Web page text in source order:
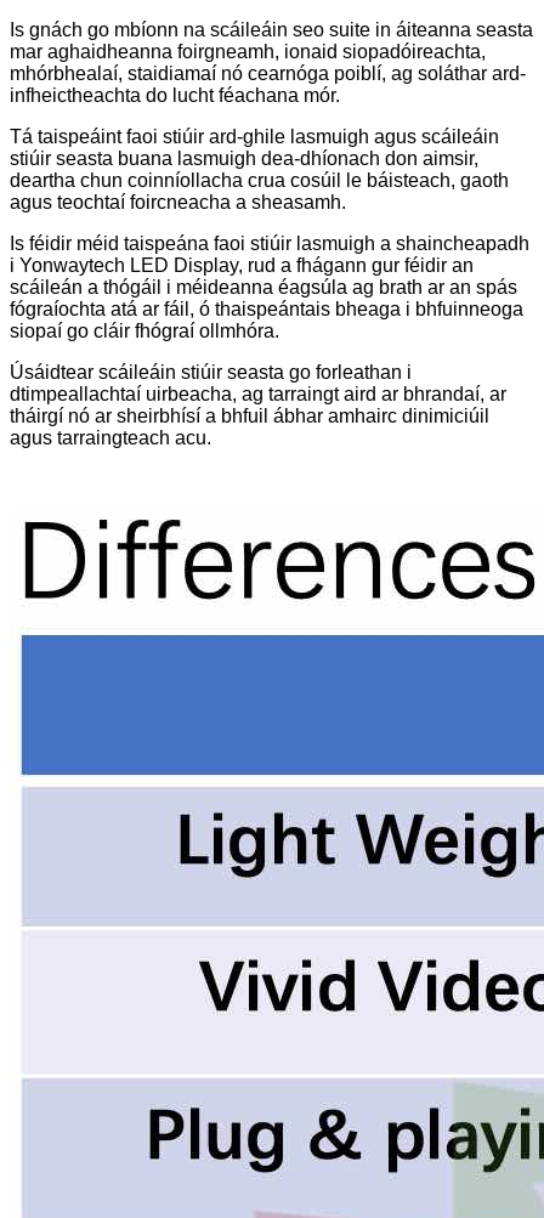
Is gnách go mbíonn na scáileáin seo suite in áiteanna seasta
mar aghaidheanna foirgneamh, ionaid siopadóireachta,
mhórbhealaí, staidiamaí nó cearnóga poiblí, ag soláthar ard-
infheictheachta do lucht féachana mór.
Tá taispeáint faoi stiúir ard-ghile lasmuigh agus scáileáin
stiúir seasta buana lasmuigh dea-dhíonach don aimsir,
deartha chun coinníollacha crua cosúil le báisteach, gaoth
agus teochtaí foircneacha a sheasamh.
Is féidir méid taispeána faoi stiúir lasmuigh a shaincheapadh
i Yonwaytech LED Display, rud a fhágann gur féidir an
scáileán a thógáil i méideanna éagsúla ag brath ar an spás
fógraíochta atá ar fáil, ó thaispeántais bheaga i bhfuinneoga
siopaí go cláir fhógraí ollmhóra.
Úsáidtear scáileáin stiúir seasta go forleathan i
dtimpeallachtaí uirbeacha, ag tarraingt aird ar bhrandaí, ar
tháirgí nó ar sheirbhísí a bhfuil ábhar amhairc dinimiciúil
agus tarraingteach acu.